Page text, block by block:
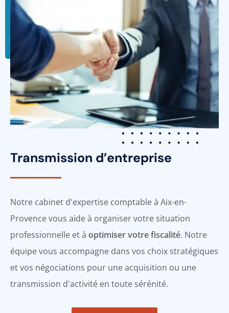
Transmission d’entreprise
Notre cabinet d'expertise comptable à Aix-en-
Provence vous aide à organiser votre situation
professionnelle et à optimiser votre fiscalité. Notre
équipe vous accompagne dans vos choix stratégiques
et vos négociations pour une acquisition ou une
transmission d'activité en toute sérénité.